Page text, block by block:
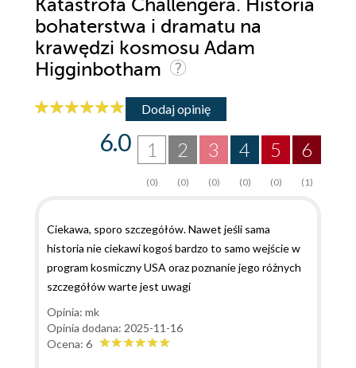
Katastrofa Challengera. Historia
bohaterstwa i dramatu na
krawędzi kosmosu Adam
Higginbotham
Dodaj opinię
6
(1)
5
(0)
4
(0)
3
(0)
2
(0)
1
(0)
6.0
Ciekawa, sporo szczegółów. Nawet jeśli sama
historia nie ciekawi kogoś bardzo to samo wejście w
program kosmiczny USA oraz poznanie jego różnych
szczegółów warte jest uwagi
Opinia: mk
Opinia dodana: 2025-11-16
Ocena: 6